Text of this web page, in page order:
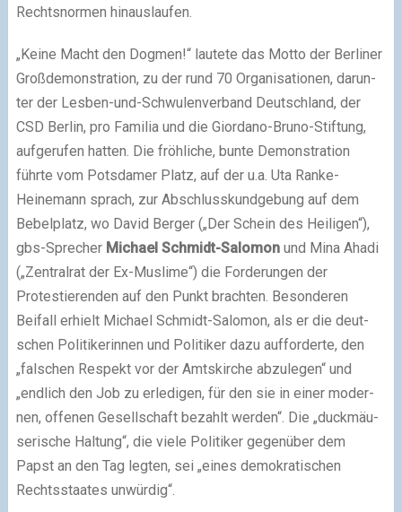
Rechtsnormen hin­aus­lau­fen.
„Keine Macht den Dogmen!“ lau­tete das Motto der Berliner
Großdemonstration, zu der rund 70 Organisationen, dar­un­
ter der Lesben-und-Schwulenverband Deutschland, der
CSD Berlin, pro Familia und die Giordano-Bruno-Stiftung,
auf­ge­ru­fen hat­ten. Die fröh­li­che, bunte Demonstration
führte vom Potsdamer Platz, auf der u.a. Uta Ranke-
Heinemann sprach, zur Abschlusskundgebung auf dem
Bebelplatz, wo David Berger („Der Schein des Heiligen“),
gbs-Sprecher Michael Schmidt-Salomonund Mina Ahadi
(„Zentralrat der Ex-Muslime“) die Forderungen der
Protestierenden auf den Punkt brach­ten. Besonderen
Beifall erhielt Michael Schmidt-Salomon, als er die deut­
schen Politikerinnen und Politiker dazu auf­for­derte, den
„fal­schen Respekt vor der Amtskirche abzu­le­gen“ und
„end­lich den Job zu erle­di­gen, für den sie in einer moder­
nen, offe­nen Gesellschaft bezahlt wer­den“. Die „duck­mäu­
se­ri­sche Haltung“, die viele Politiker gegen­über dem
Papst an den Tag leg­ten, sei „eines demo­kra­ti­schen
Rechtsstaates unwür­dig“.